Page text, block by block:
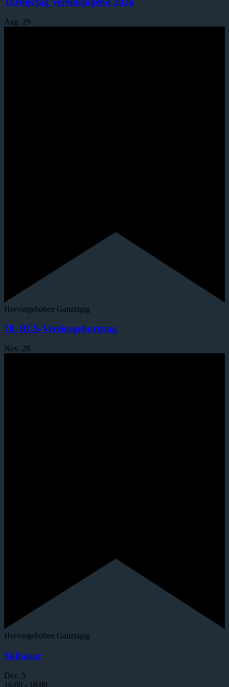
Aug. 29
Hervorgehoben Ganztägig
70. RCS-Vereinsgeburtstag
Nov. 28
Hervorgehoben Ganztägig
Skibasar
Dez. 5
16:00 - 18:00